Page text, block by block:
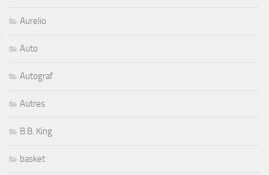
Aurelio
Auto
Autograf
Autres
B.B. King
basket